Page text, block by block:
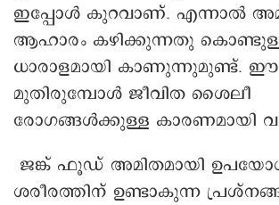
ഇപ്പോൾ കുറവാണ്. എന്നാൽ
ആഹാരം കഴിക്കുന്നതു
ധാരാളമായി കാണുന്നുമുണ്ട്. ഈ
മുതിരുമ്പോൾ ജീവിത ശൈലീ
രോഗങ്ങൾക്കുള്ള കാരണമായി
ജങ്ക് ഫൂഡ് അമിതമായി
ശരീരത്തിന് ഉണ്ടാകുന്ന